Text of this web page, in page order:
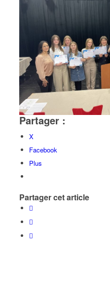
Partager :
X
Facebook
Plus
Partager cet article